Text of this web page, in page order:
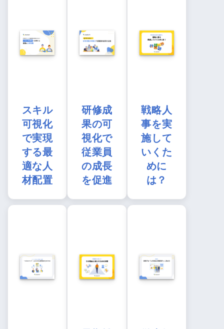
スキル
可視化
で実現
する最
適な人
材配置
研修成
果の可
視化で
従業員
の成長
を促進
戦略人
事を実
施して
いくた
めに
は？